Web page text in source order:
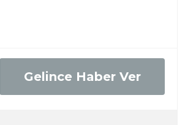
Gelince Haber Ver